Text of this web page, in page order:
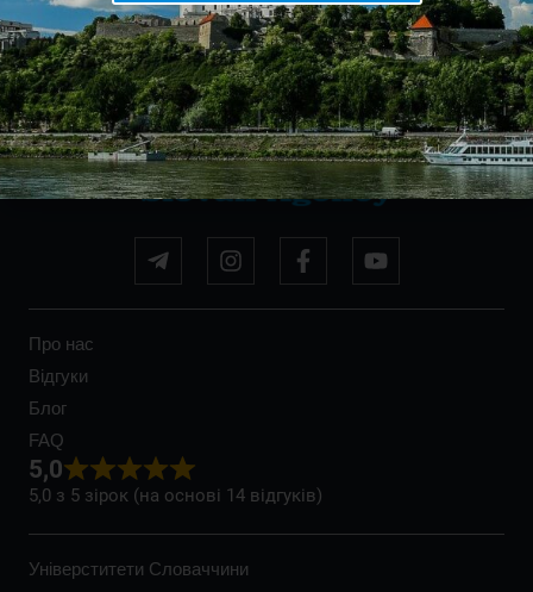
вступу
Про нас
Відгуки
Блог
FAQ
5,0
5,0 з 5 зірок (на основі 14 відгуків)
Універститети Словаччини